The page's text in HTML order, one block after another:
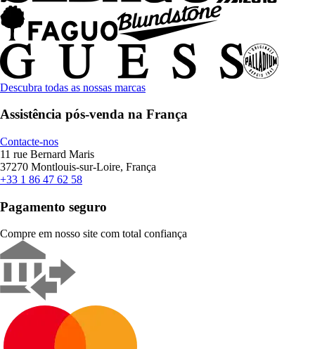
Descubra todas as nossas marcas
Assistência pós-venda na França
Contacte-nos
11 rue Bernard Maris
37270 Montlouis-sur-Loire, França
+33 1 86 47 62 58
Pagamento seguro
Compre em nosso site com total confiança